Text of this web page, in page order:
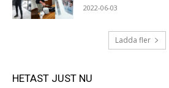
2022-06-03
Ladda fler
HETAST JUST NU